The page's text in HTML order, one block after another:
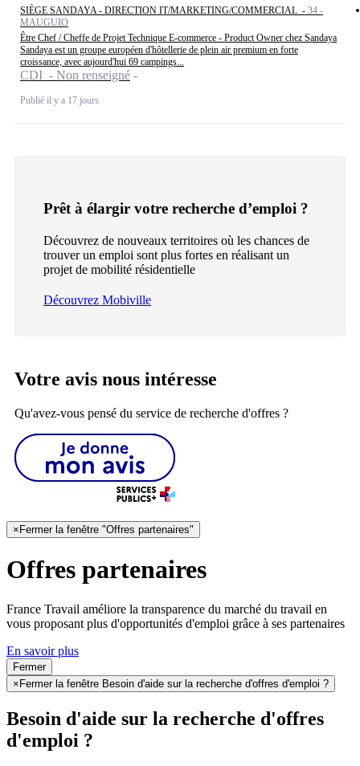
SIÈGE SANDAYA - DIRECTION IT/MARKETING/COMMERCIAL - 34 -
MAUGUIO
Être Chef / Cheffe de Projet Technique E-commerce - Product Owner chez Sandaya
Sandaya est un groupe européen d'hôtellerie de plein air premium en forte
croissance, avec aujourd'hui 69 campings...
CDI - Non renseigné
Publié il y a 17 jours
Prêt à élargir votre recherche d’emploi ?
Découvrez de nouveaux territoires où les chances de
trouver un emploi sont plus fortes en réalisant un
projet de mobilité résidentielle
Découvrez Mobiville
Votre avis nous intéresse
Qu'avez-vous pensé du service de recherche d'offres ?
× Fermer la fenêtre "Offres partenaires"
Offres partenaires
France Travail améliore la transparence du marché du travail en
vous proposant plus d'opportunités d'emploi grâce à ses partenaires
En savoir plus
Fermer
×Fermer la fenêtre Besoin d'aide sur la recherche d'offres d'emploi ?
Besoin d'aide sur la recherche d'offres
d'emploi ?